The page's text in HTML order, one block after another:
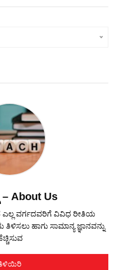
– About Us
ವರ್ಗದವರಿಗೆ ವಿವಿಧ ರೀತಿಯ
ಹಾಗು ಸಾಮಾನ್ಯ ಜ್ಞಾನವನ್ನು